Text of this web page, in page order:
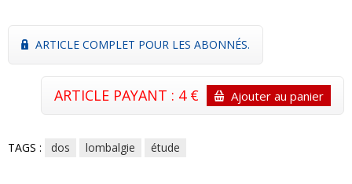
ARTICLE COMPLET POUR LES ABONNÉS.
ARTICLE PAYANT : 4 € Ajouter au panier
TAGS : dos lombalgie étude